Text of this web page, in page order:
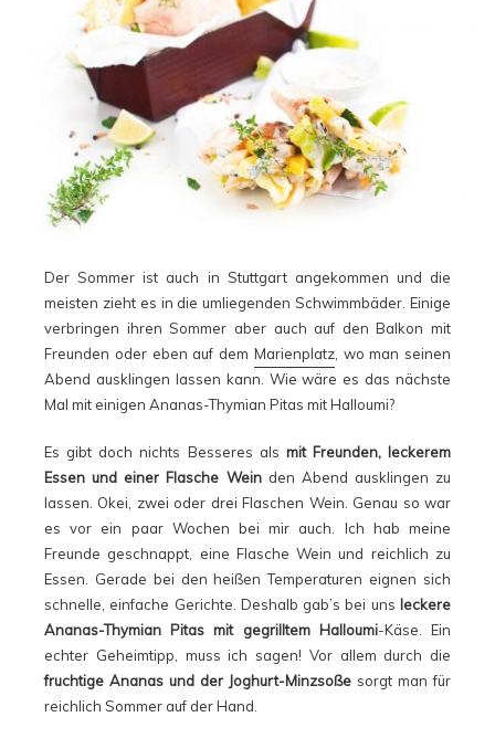
Der Sommer ist auch in Stuttgart angekommen und die
meisten zieht es in die umliegenden Schwimmbäder. Einige
verbringen ihren Sommer aber auch auf den Balkon mit
Freunden oder eben auf dem Marienplatz, wo man seinen
Abend ausklingen lassen kann. Wie wäre es das nächste
Mal mit einigen Ananas-Thymian Pitas mit Halloumi?
Es gibt doch nichts Besseres als mit Freunden, leckerem
Essen und einer Flasche Weinden Abend ausklingen zu
lassen. Okei, zwei oder drei Flaschen Wein. Genau so war
es vor ein paar Wochen bei mir auch. Ich hab meine
Freunde geschnappt, eine Flasche Wein und reichlich zu
Essen. Gerade bei den heißen Temperaturen eignen sich
schnelle, einfache Gerichte. Deshalb gab’s bei uns leckere
Ananas-Thymian Pitas mit gegrilltem Halloumi-Käse. Ein
echter Geheimtipp, muss ich sagen! Vor allem durch die
fruchtige Ananas und der Joghurt-Minzsoße sorgt man für
reichlich Sommer auf der Hand.